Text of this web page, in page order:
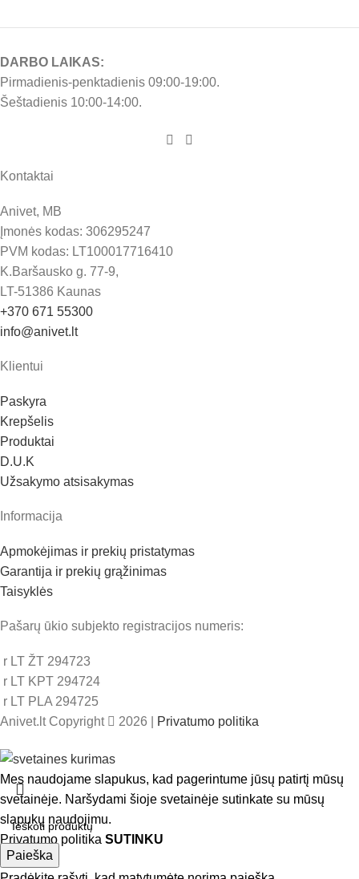
DARBO LAIKAS:
Pirmadienis-penktadienis 09:00-19:00.
Šeštadienis 10:00-14:00.
Kontaktai
Anivet, MB
Įmonės kodas: 306295247
PVM kodas: LT100017716410
K.Baršausko g. 77-9,
LT-51386 Kaunas
+370 671 55300
info@anivet.lt
Klientui
Paskyra
Krepšelis
Produktai
D.U.K
Užsakymo atsisakymas
Informacija
Apmokėjimas ir prekių pristatymas
Garantija ir prekių grąžinimas
Taisyklės
Pašarų ūkio subjekto registracijos numeris:
r LT ŽT 294723
r LT KPT 294724
r LT PLA 294725
Anivet.lt Copyright
2026 | Privatumo politika
Paieška
Mes naudojame slapukus, kad pagerintume jūsų patirtį mūsų
svetainėje. Naršydami šioje svetainėje sutinkate su mūsų
slapukų naudojimu.
Privatumo politika SUTINKU